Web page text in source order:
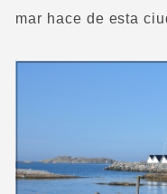
mar hace de esta